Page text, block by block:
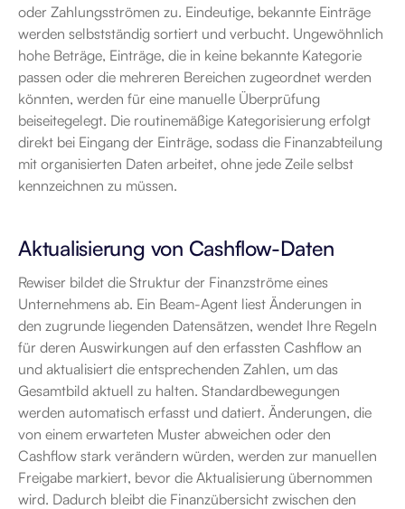
oder Zahlungsströmen zu. Eindeutige, bekannte Einträge
werden selbstständig sortiert und verbucht. Ungewöhnlich
hohe Beträge, Einträge, die in keine bekannte Kategorie
passen oder die mehreren Bereichen zugeordnet werden
könnten, werden für eine manuelle Überprüfung
beiseitegelegt. Die routinemäßige Kategorisierung erfolgt
direkt bei Eingang der Einträge, sodass die Finanzabteilung
mit organisierten Daten arbeitet, ohne jede Zeile selbst
kennzeichnen zu müssen.
Aktualisierung von Cashflow-Daten
Rewiser bildet die Struktur der Finanzströme eines
Unternehmens ab. Ein Beam-Agent liest Änderungen in
den zugrunde liegenden Datensätzen, wendet Ihre Regeln
für deren Auswirkungen auf den erfassten Cashflow an
und aktualisiert die entsprechenden Zahlen, um das
Gesamtbild aktuell zu halten. Standardbewegungen
werden automatisch erfasst und datiert. Änderungen, die
von einem erwarteten Muster abweichen oder den
Cashflow stark verändern würden, werden zur manuellen
Freigabe markiert, bevor die Aktualisierung übernommen
wird. Dadurch bleibt die Finanzübersicht zwischen den